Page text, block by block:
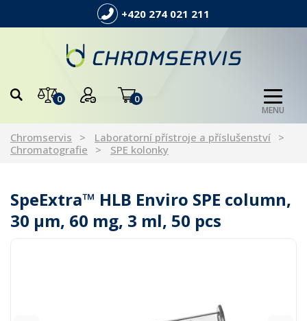
+420 274 021 211
0 0
MENU
Chromservis
Laboratorní přístroje a příslušenství
Chromatografie
SPE kolonky
SpeExtra™ HLB Enviro SPE column,
30 µm, 60 mg, 3 ml, 50 pcs